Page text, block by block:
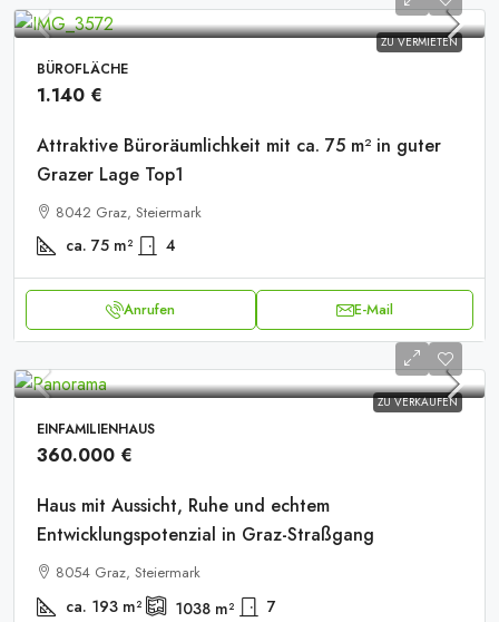
ZU VERMIETEN
BÜROFLÄCHE
1.140 €
Attraktive Büroräumlichkeit mit ca. 75 m² in guter
Grazer Lage Top1
8042 Graz, Steiermark
ca. 75 m² 4
Anrufen E-Mail
ZU VERKAUFEN
EINFAMILIENHAUS
360.000 €
Haus mit Aussicht, Ruhe und echtem
Entwicklungspotenzial in Graz-Straßgang
8054 Graz, Steiermark
ca. 193 m² 1038 m² 7